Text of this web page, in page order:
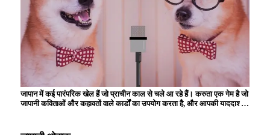
जापान में कई पारंपरिक खेल हैं जो प्राचीन काल से चले आ रहे हैं। करुता एक गेम है जो
जापानी कविताओं और कहावतों वाले कार्डों का उपयोग करता है, और आपकी याददाश्त
आकृतियाँ बनाते हैं। गर्मियों में, "आतिशबाज़ी" का आनंद लिया जाता है, जो आकाश में